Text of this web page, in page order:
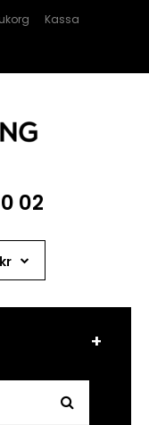
Kassa
02